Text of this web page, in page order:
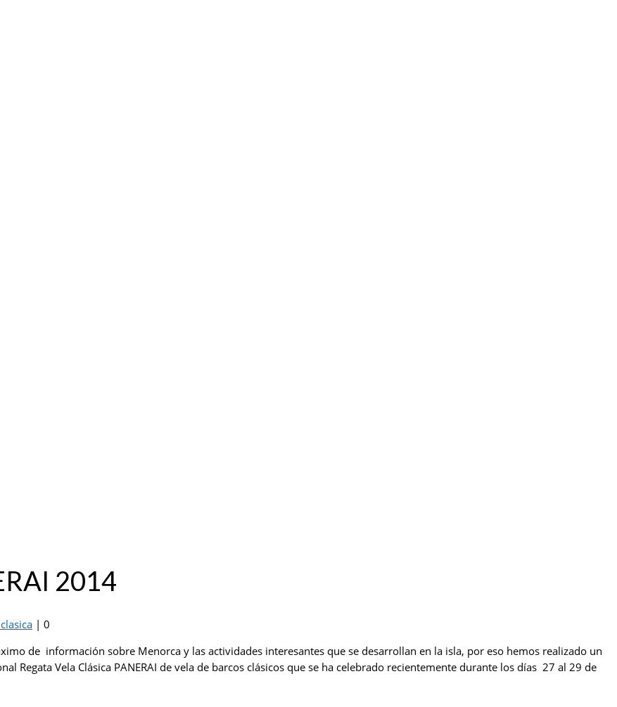
2014
| 0
de información sobre Menorca y las actividades interesantes que se desarrollan en la isla, por eso hemos realizado un
Regata Vela Clásica PANERAI de vela de barcos clásicos que se ha celebrado recientemente durante los días 27 al 29 de